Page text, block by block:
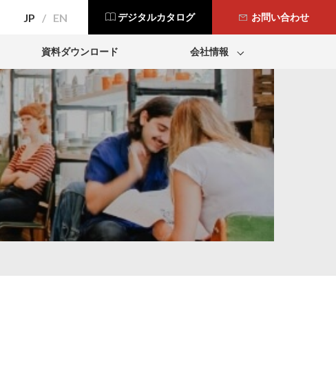
デジタルカタログ お問い合わせ
JP EN
Modbar
資料ダウンロード 会社情報
会社概要
事業所一覧
採用情報